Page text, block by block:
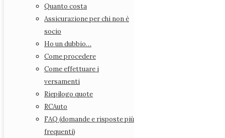
Quanto costa
Assicurazione per chi non è
socio
Ho un dubbio…
Come procedere
Come effettuare i
versamenti
Riepilogo quote
RCAuto
FAQ (domande e risposte più
frequenti)
Leggi e scarica i modelli
Assicurazione obbligatoria
ANMEFI per i suoi iscritti
Quanto costa
Assicurazione per chi non è socio
Ho un dubbio…
Come procedere
Come effettuare i versamenti
Riepilogo quote
RCAuto
FAQ (domande e risposte più frequenti)